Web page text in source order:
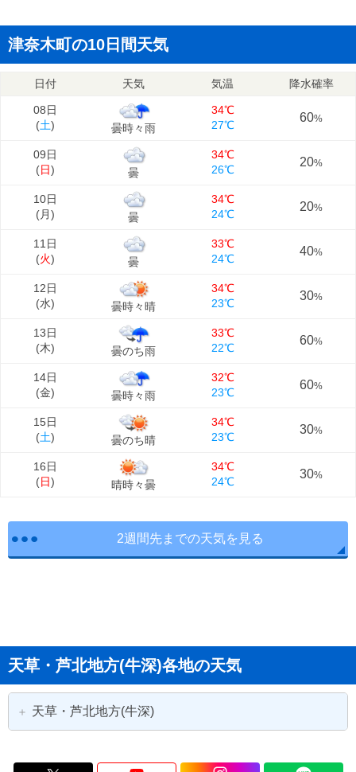
津奈木町の10日間天気
日付 天気 気温 降水確率
08日
(土) 曇時々雨
34℃
27℃
60%
09日
(日) 曇
34℃
26℃
20%
10日
(月) 曇
34℃
24℃
20%
11日
(火) 曇
33℃
24℃
40%
12日
(水) 曇時々晴
34℃
23℃
30%
13日
(木) 曇のち雨
33℃
22℃
60%
14日
(金) 曇時々雨
32℃
23℃
60%
15日
(土) 曇のち晴
34℃
23℃
30%
16日
(日) 晴時々曇
34℃
24℃
30%
2週間先までの天気を見る
天草・芦北地方(牛深)各地の天気
天草・芦北地方(牛深)